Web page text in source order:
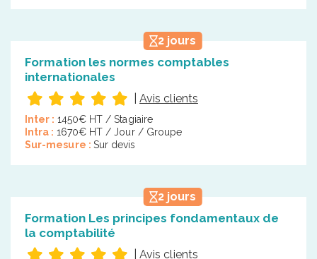
2 jours
Formation les normes comptables
internationales
Avis clients
Inter : 1450€ HT / Stagiaire
Intra : 1670€ HT / Jour / Groupe
Sur-mesure : Sur devis
2 jours
Formation Les principes fondamentaux de
la comptabilité
Avis clients